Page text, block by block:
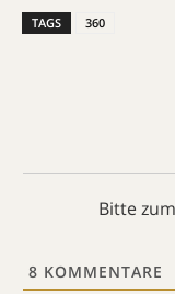
TAGS 360
Bitte
8 KOMMENTARE